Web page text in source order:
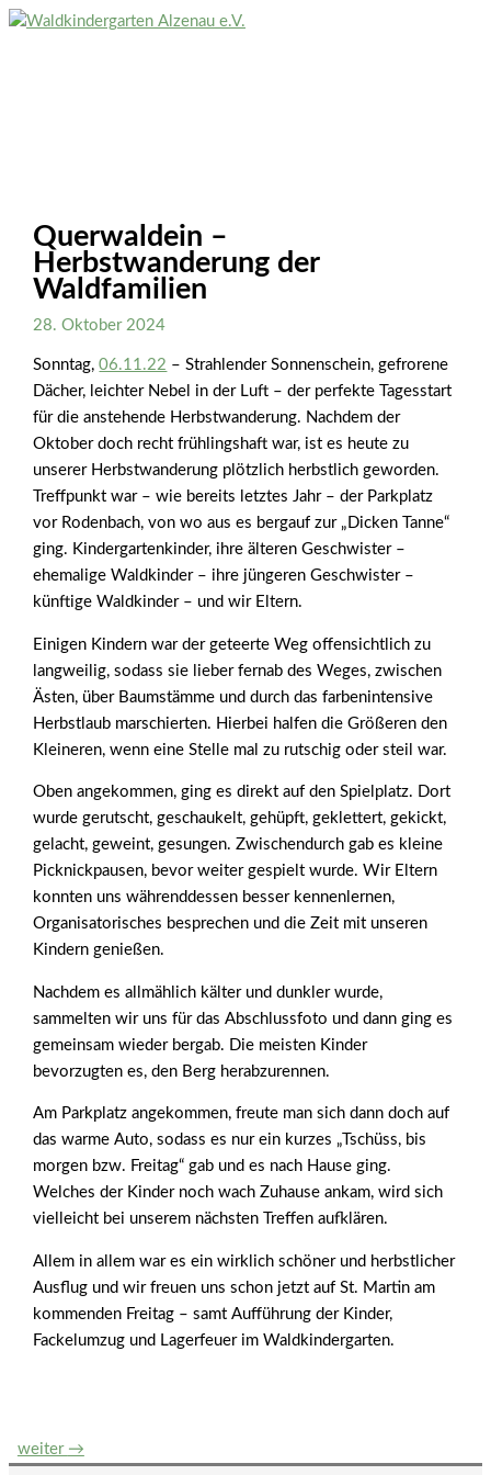
Zum
Querwaldein –
Herbstwanderung der
Waldfamilien
28. Oktober 2024
Sonntag,06.11.22 – Strahlender Sonnenschein, gefrorene
Dächer, leichter Nebel in der Luft – der perfekte Tagesstart
für die anstehende Herbstwanderung. Nachdem der
Oktober doch recht frühlingshaft war, ist es heute zu
unserer Herbstwanderung plötzlich herbstlich geworden.
Treffpunkt war – wie bereits letztes Jahr – der Parkplatz
vor Rodenbach, von wo aus es bergauf zur „Dicken Tanne“
ging. Kindergartenkinder, ihre älteren Geschwister –
ehemalige Waldkinder – ihre jüngeren Geschwister –
künftige Waldkinder – und wir Eltern.
Einigen Kindern war der geteerte Weg offensichtlich zu
langweilig, sodass sie lieber fernab des Weges, zwischen
Ästen, über Baumstämme und durch das farbenintensive
Herbstlaub marschierten. Hierbei halfen die Größeren den
Kleineren, wenn eine Stelle mal zu rutschig oder steil war.
Oben angekommen, ging es direkt auf den Spielplatz. Dort
wurde gerutscht, geschaukelt, gehüpft, geklettert, gekickt,
gelacht, geweint, gesungen. Zwischendurch gab es kleine
Picknickpausen, bevor weiter gespielt wurde. Wir Eltern
konnten uns währenddessen besser kennenlernen,
Organisatorisches besprechen und die Zeit mit unseren
Kindern genießen.
Nachdem es allmählich kälter und dunkler wurde,
sammelten wir uns für das Abschlussfoto und dann ging es
gemeinsam wieder bergab. Die meisten Kinder
bevorzugten es, den Berg herabzurennen.
Am Parkplatz angekommen, freute man sich dann doch auf
das warme Auto, sodass es nur ein kurzes „Tschüss, bis
morgen bzw. Freitag“ gab und es nach Hause ging.
Welches der Kinder noch wach Zuhause ankam, wird sich
vielleicht bei unserem nächsten Treffen aufklären.
Allem in allem war es ein wirklich schöner und herbstlicher
Ausflug und wir freuen uns schon jetzt auf St. Martin am
kommenden Freitag – samt Aufführung der Kinder,
Fackelumzug und Lagerfeuer im Waldkindergarten.
Beitrags-
weiter →